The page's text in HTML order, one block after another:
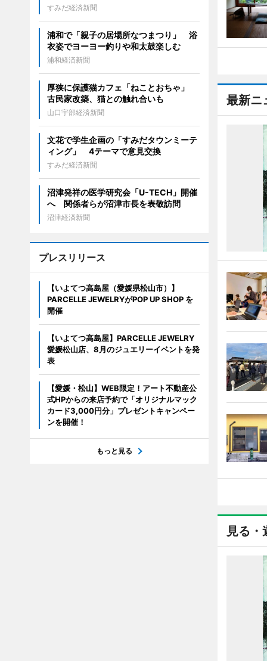
最新ニ
見る・
すみだ経済新聞
浦和で「親子の居場所なつまつり」 浴
衣姿でヨーヨー釣りや和太鼓楽しむ
浦和経済新聞
厚狭に保護猫カフェ「ねことおちゃ」
古民家改築、猫との触れ合いも
山口宇部経済新聞
文花で学生企画の「すみだタウンミーテ
ィング」 4テーマで意見交換
すみだ経済新聞
沼津発祥の医学研究会「U-TECH」開催
へ 関係者らが沼津市長を表敬訪問
沼津経済新聞
プレスリリース
【いよてつ高島屋（愛媛県松山市）】
PARCELLE JEWELRYがPOP UP SHOP を
開催
【いよてつ高島屋】PARCELLE JEWELRY
愛媛松山店、8月のジュエリーイベントを発
表
【愛媛・松山】WEB限定！アート不動産公
式HPからの来店予約で「オリジナルマック
カード3,000円分」プレゼントキャンペー
ンを開催！
もっと見る